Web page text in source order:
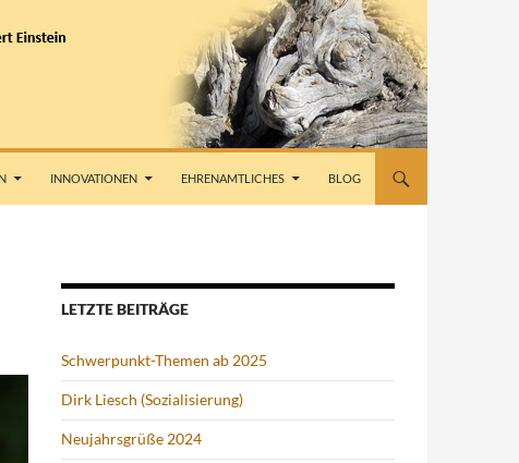
INNOVATIONEN EHRENAMTLICHES BLOG
LETZTE BEITRÄGE
Schwerpunkt-Themen ab 2025
Dirk Liesch (Sozialisierung)
Neujahrsgrüße 2024